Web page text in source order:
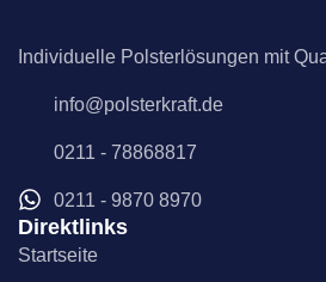
Individuelle Polsterlösungen mit
info@polsterkraft.de
0211 - 78868817
0211 - 9870 8970
Direktlinks
Startseite